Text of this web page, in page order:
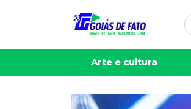
Arte e cultura